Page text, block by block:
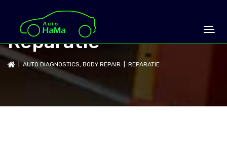
Reparatie
|AUTO DIAGNOSTICS, BODY REPAIR | REPARATIE